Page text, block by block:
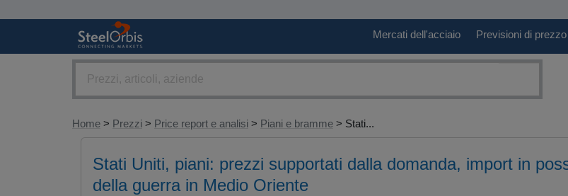
Mercati dell'acciaio Previsioni di prezzo
Home > Prezzi > Price report e analisi > Piani e bramme > Stati...
Stati Uniti, piani: prezzi supportati dalla domanda, import in
della guerra in Medio Oriente